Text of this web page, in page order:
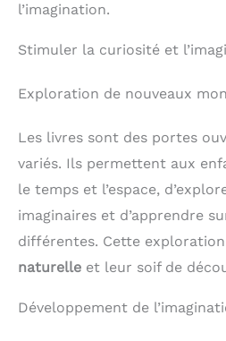
l’imagination.
Stimuler la curiosité et
Exploration de nouveaux
Les livres sont des portes
variés. Ils permettent aux
le temps et l’espace,
imaginaires et d’apprendre
différentes. Cette
naturelle et leur soif de
Développement de